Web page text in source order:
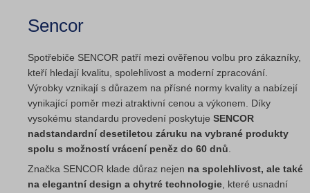
Sencor
Spotřebiče SENCOR patří mezi ověřenou volbu pro zákazníky,
kteří hledají kvalitu, spolehlivost a moderní zpracování.
Výrobky vznikají s důrazem na přísné normy kvality a nabízejí
vynikající poměr mezi atraktivní cenou a výkonem. Díky
vysokému standardu provedení poskytuje SENCOR
nadstandardní desetiletou záruku na vybrané produkty
spolu s možností vrácení peněz do 60 dnů
Značka SENCOR klade důraz nejen na spolehlivost, ale také
na elegantní design a chytré technologie , které usnadní